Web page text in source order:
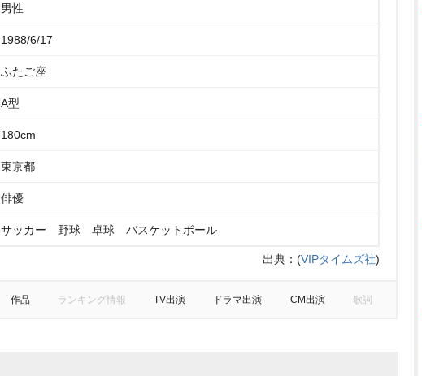
男性
1988/6/17
ふたご座
A型
180cm
東京都
俳優
サッカー 野球 卓球 バスケットボール
出典： (VIPタイムズ社)
作品 ランキング情報 TV出演 ドラマ出演 CM出演 歌詞